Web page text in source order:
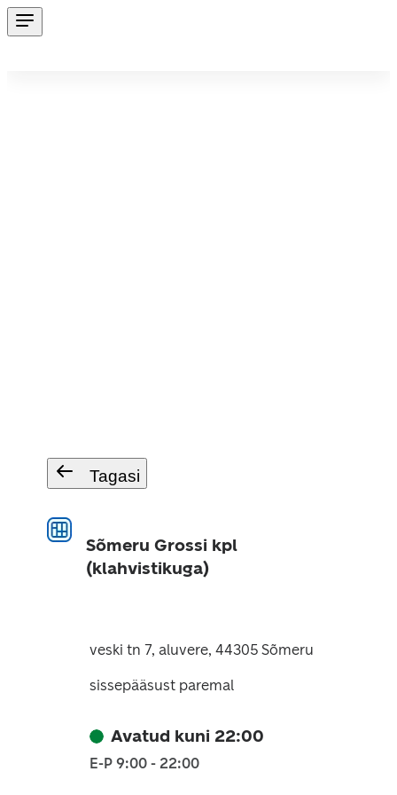
Tagasi
Sõmeru Grossi kpl
(klahvistikuga)
veski tn 7, aluvere, 44305 Sõmeru
sissepääsust paremal
Avatud kuni 22:00
E-P 9:00 - 22:00